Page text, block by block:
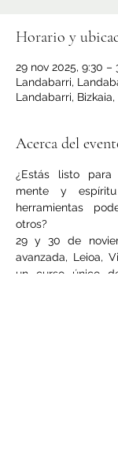
Horario y
29 nov 2025, 9:30 –
Landabarri,
Landabarri, Bizkaia,
Acerca del
¿Estás listo
mente y
herramientas
otros?
29 y 30 de
avanzada, Leioa,
un curso único